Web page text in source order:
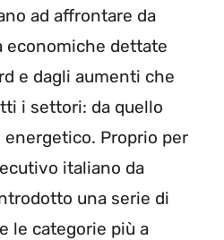
ad affrontare da
economiche dettate
e dagli aumenti che
i settori: da quello
Proprio per
italiano da
una serie di
le categorie più a